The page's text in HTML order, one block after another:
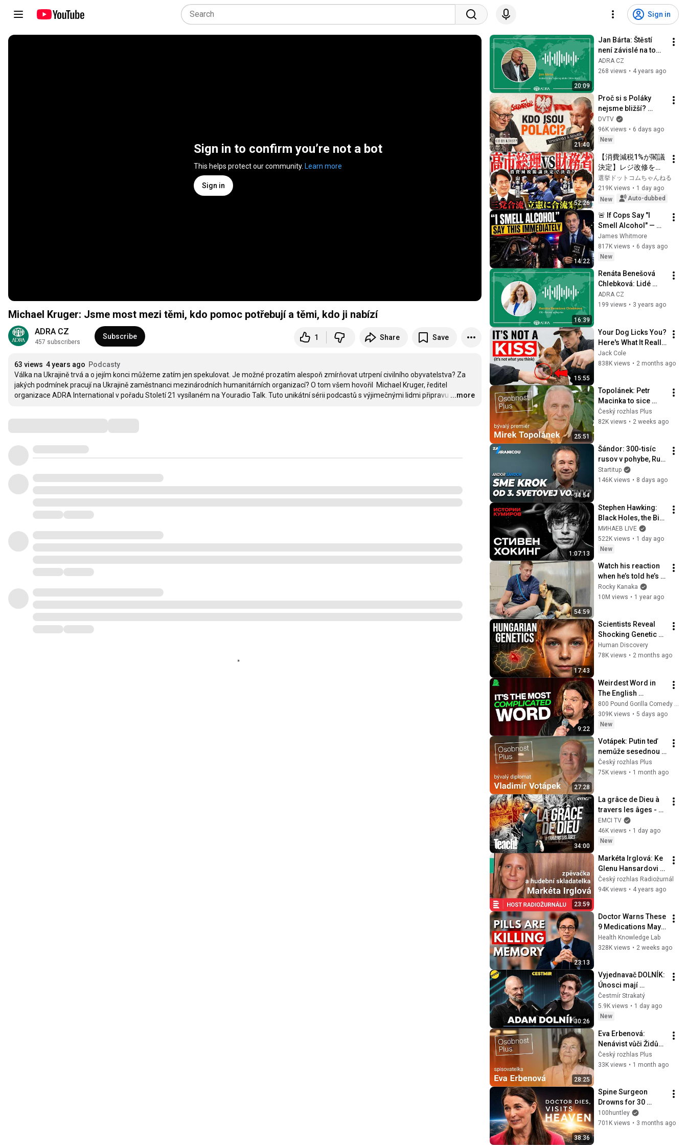
Sign in
Sign in to confirm you’re not a bot
This helps protect our community. Learn more
Sign in
Michael Kruger: Jsme most mezi těmi, kdo pomoc potřebují a těmi, kdo ji nabízí
ADRA CZ
457 subscribers
Subscribe 1 Share Save
63 views 4 years ago Podcasty
Válka na Ukrajině trvá a o jejím konci můžeme zatím jen spekulovat. Je možné prozatím alespoň zmírňovat utrpení civilního obyvatelstva? Za
jakých podmínek pracují na Ukrajině zaměstnanci mezinárodních humanitárních organizací? O tom všem hovořil  Michael Kruger, ředitel
organizace ADRA International v pořadu Století 21 vysílaném na Youradio Talk. Tuto unikátní sérii podcastů s výjimečnými lidmi připravu …
...more
20:09
Jan Bárta: Štěstí
není závislé na tom,
kolik toho máme
ADRA CZ
268 views • 4 years ago
21:40
Proč si s Poláky
nejsme bližší?
„Poláci jsou
připraveni jít do
plnejch a o Rusech
DVTV
96K views • 6 days ago
New
52:26
【消費減税1%が閣議
決定】レジ改修を巡
る攻防と自民党内の
激しい葛藤／中道・
立憲・公明の3党合流
の選択肢」とは？
【今野忍×山本期日
前】｜選挙ドットコ
ム
選挙ドットコムちゃんねる
219K views • 1 day ago
New
Auto-dubbed
14:22
🚨 If Cops Say "I
Smell Alcohol" —
Say THIS
Immediately (It's a
Trap)
James Whitmore
817K views • 6 days ago
New
16:39
Renáta Benešová
Chlebková: Lidé
jsou dobří
ADRA CZ
199 views • 3 years ago
15:55
Your Dog Licks You?
Here's What It Really
Means (SHOCKING)
Jack Cole
838K views • 2 months ago
25:51
Topolánek: Petr
Macinka to sice
hraje velmi
agresivně, ale v
Český rozhlas Plus
82K views • 2 weeks ago
34:54
Šándor: 300-tisíc
rusov v pohybe, Rusi
chystajú
mobilizáciu
Startitup
146K views • 8 days ago
1:07:13
Stephen Hawking:
Black Holes, the Big
Bang, and the End of
the Universe / Idol
Stories / MINAEV
МИНАЕВ LIVE
522K views • 1 day ago
New
54:59
Watch his reaction
when he’s told he’s a
GOOD BOY for the
first time 🥹
Rocky Kanaka
10M views • 1 year ago
17:43
Scientists Reveal
Shocking Genetic
Origin of
Hungarians
Human Discovery
78K views • 2 months ago
9:22
Weirdest Word in
The English
Language | ISMO |
Hello
309K views • 5 days ago
New
27:28
Votápek: Putin teď
nemůže sesednou z
tygra a říct, že
zastaví válku na
Český rozhlas Plus
75K views • 1 month ago
34:00
La grâce de Dieu à
travers les âges -
Teach! - Athoms
Mbuma
EMCI TV
46K views • 1 day ago
New
23:59
Markéta Irglová: Ke
Glenu Hansardovi
jsem vzhlížela. Bez
něj bych se možná
Český rozhlas Radiožurnál
94K views • 4 years ago
23:13
Doctor Warns These
9 Medications May
Cause Memory Loss
After 60 - Dr. William
Health Knowledge Lab
328K views • 2 weeks ago
30:26
Vyjednavač DOLNÍK:
Únosci mají
rukojmího, rodina
strach, základ je
ustát tlak a
Čestmír Strakatý
5.9K views • 1 day ago
New
28:25
Eva Erbenová:
Nenávist vůči Židům
je tisíciletá. Dnes tu
není
Český rozhlas Plus
33K views • 1 month ago
38:36
Spine Surgeon
Drowns for 30
Minutes —Comes
Back With a List
100huntley
701K views • 3 months ago